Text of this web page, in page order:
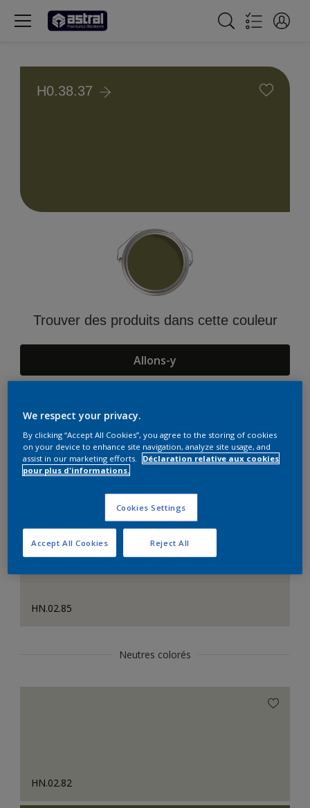
H0.38.37
Trouver des produits dans cette couleur
Allons-y
Suggestions d'Harmonies
HN.02.85
Neutres colorés
HN.02.82
We respect your privacy.
By clicking “Accept All Cookies”, you agree to the storing of cookies
on your device to enhance site navigation, analyze site usage, and
assist in our marketing efforts.
Déclaration relative aux cookies
pour plus d'informations.
Cookies Settings
Reject All
Accept All Cookies